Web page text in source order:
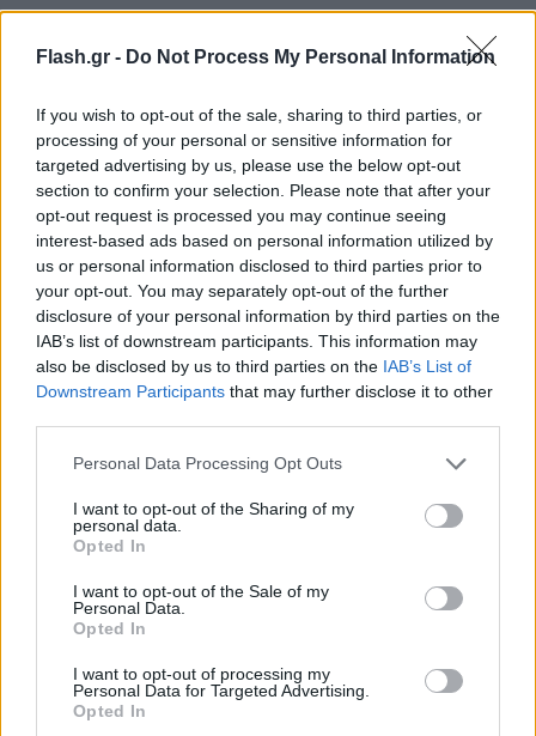
Flash.gr - Do Not Process My Personal Information
If you wish to opt-out of the sale, sharing to third parties, or
processing of your personal or sensitive information for
targeted advertising by us, please use the below opt-out
section to confirm your selection. Please note that after your
opt-out request is processed you may continue seeing
interest-based ads based on personal information utilized by
us or personal information disclosed to third parties prior to
your opt-out. You may separately opt-out of the further
disclosure of your personal information by third parties on the
IAB’s list of downstream participants. This information may
also be disclosed by us to third parties on the IAB’s List of
Downstream Participants that may further disclose it to other
Please note that this website/app uses one or more Google
not limited to your visit or usage behaviour. You may click to
grant or deny consent to Google and its third-party tags to
use your data for below specified purposes in below Google
consent section.
Personal Data Processing Opt Outs
I want to opt-out of the Sharing of my
personal data.
Opted In
I want to opt-out of the Sale of my
Personal Data.
Opted In
I want to opt-out of processing my
Personal Data for Targeted Advertising.
Opted In
Η βαθμολογία στην Β’ προκριματική φάση: